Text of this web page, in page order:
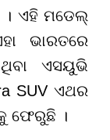
ଏହି ମଡେଲ୍
ଭାରତରେ
ଏସୟୁଭି
SUV ଏଥର
ଫେରୁଛି ।